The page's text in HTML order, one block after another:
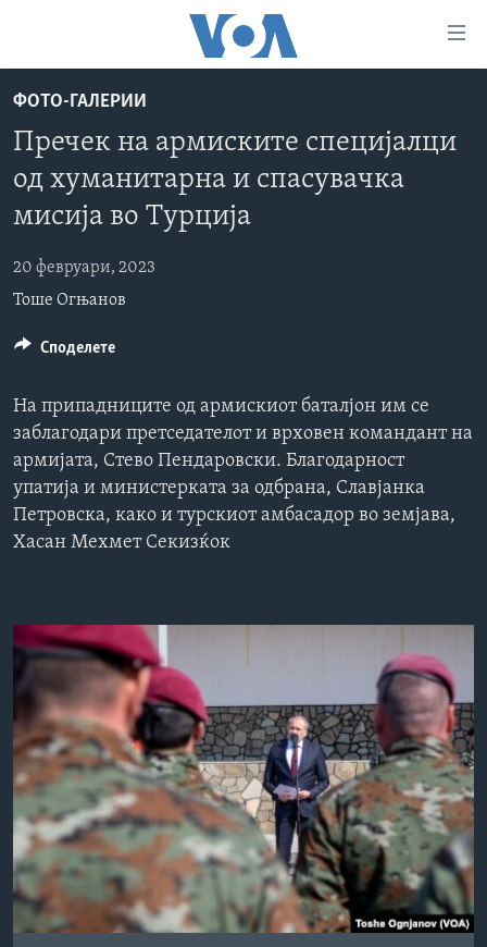
пристапност
на
главната
содржина
Премини
до
навигација
РУБРИКИ
САД
МАКЕДОНИЈА
СВЕТ
ПОЛИТИКА
НАУКА
УМЕТНОСТ И ЗАБАВА
ИНТЕРВЈУА
ФОТОГАЛЕРИИ
ДОКУМЕНТАРЦИ
АРХИВИРАНА ПРОГРАМА
ВЕСТИ ОД САД ВО МИНУТА - АРХИВА
ЗА НАС
НАКУСО...
Јазици
ФОТО-ГАЛЕРИИ
Пречек на армиските специјалци
од хуманитарна и спасувачка
мисија во Турција
20 февруари, 2023
Тоше Огњанов
На припадниците од армискиот баталјон им се
заблагодари претседателот и врховен командант на
армијата, Стево Пендаровски. Благодарност
упатија и министерката за одбрана, Славјанка
Петровска, како и турскиот амбасадор во земјава,
Хасан Мехмет Секизќок
Споделете